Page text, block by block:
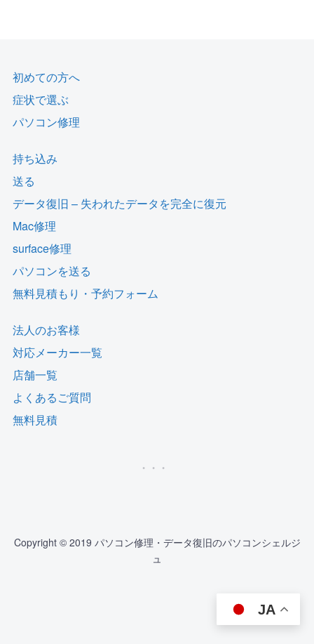
初めての方へ
症状で選ぶ
パソコン修理
持ち込み
送る
データ復旧 – 失われたデータを完全に復元
Mac修理
surface修理
パソコンを送る
無料見積もり・予約フォーム
法人のお客様
対応メーカー一覧
店舗一覧
よくあるご質問
無料見積
Copyright © 2019 パソコン修理・データ復旧のパソコンシェルジ
ュ
JA